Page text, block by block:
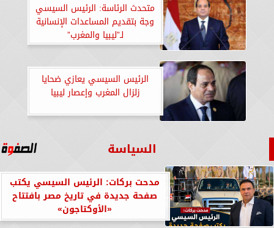
متحدث الرئاسة: الرئيس السيسي
وجة بتقديم المساعدات الإنسانية
لـ”ليبيا والمغرب”
الرئيس السيسي يعازي ضحايا
زلزال المغرب وإعصار ليبيا
السياسة
مدحت بركات: الرئيس السيسي يكتب
صفحة جديدة في تاريخ مصر بافتتاح
«الأوكتاجون»